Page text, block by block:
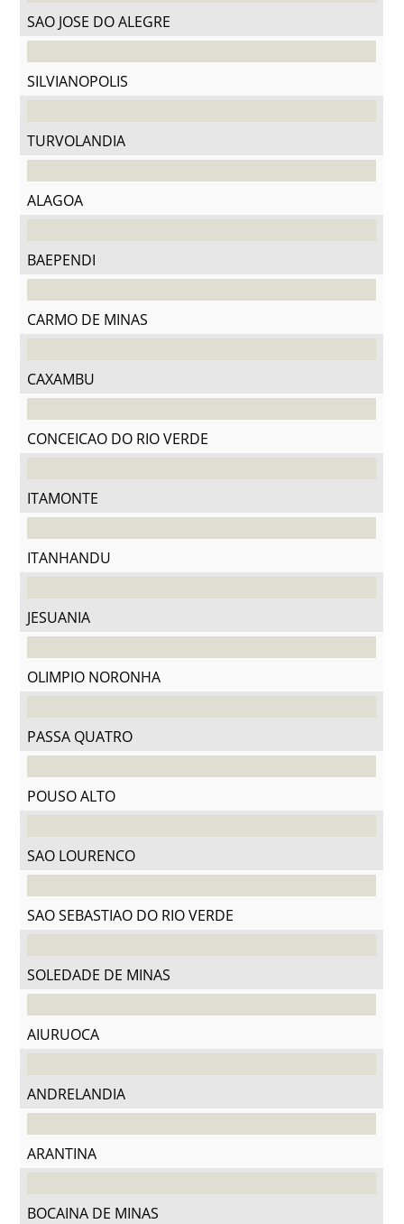
SAO JOSE DO ALEGRE
SILVIANOPOLIS
TURVOLANDIA
ALAGOA
BAEPENDI
CARMO DE MINAS
CAXAMBU
CONCEICAO DO RIO VERDE
ITAMONTE
ITANHANDU
JESUANIA
OLIMPIO NORONHA
PASSA QUATRO
POUSO ALTO
SAO LOURENCO
SAO SEBASTIAO DO RIO VERDE
SOLEDADE DE MINAS
AIURUOCA
ANDRELANDIA
ARANTINA
BOCAINA DE MINAS